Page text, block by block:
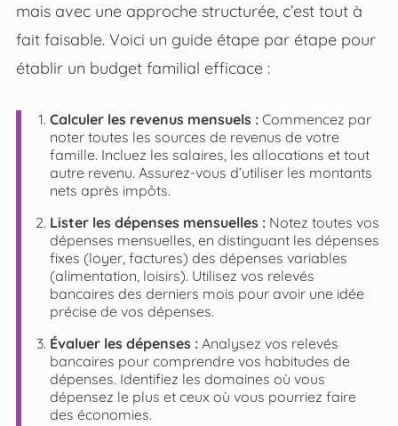
mais avec une approche structurée, c’est tout à
fait faisable. Voici un guide étape par étape pour
établir un budget familial efficace :
Calculer les revenus mensuels :Commencez par
noter toutes les sources de revenus de votre
famille. Incluez les salaires, les allocations et tout
autre revenu. Assurez-vous d’utiliser les montants
nets après impôts.
Lister les dépenses mensuelles :Notez toutes vos
dépenses mensuelles, en distinguant les dépenses
fixes (loyer, factures) des dépenses variables
(alimentation, loisirs). Utilisez vos relevés
bancaires des derniers mois pour avoir une idée
précise de vos dépenses.
Évaluer les dépenses :Analysez vos relevés
bancaires pour comprendre vos habitudes de
dépenses. Identifiez les domaines où vous
dépensez le plus et ceux où vous pourriez faire
des économies.